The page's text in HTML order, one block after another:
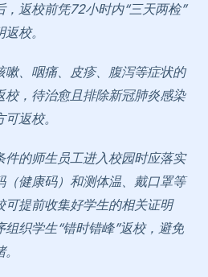
，返校前凭72小时内“三天两检”
校。
嗽、咽痛、皮疹、腹泻等症状的
校，待治愈且排除新冠肺炎感染
返校。
件的师生员工进入校园时应落实
（健康码）和测体温、戴口罩等
可提前收集好学生的相关证明
组织学生“错时错峰”返校，避免